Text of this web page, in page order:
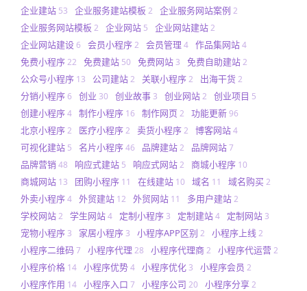
企业建站 53 企业服务建站模板 2 企业服务网站案例 2
企业服务网站模板 2 企业网站 5 企业网站建站2
企业网站建设6 会员小程序2 会员管理 4 作品集网站4
免费小程序22 免费建站 50 免费网站 3 免费自助建站2
公众号小程序 13 公司建站2 关联小程序2 出海干货2
分销小程序6 创业 30 创业故事 3 创业网站2 创业项目 5
创建小程序4 制作小程序 16 制作网页 2 功能更新96
北京小程序2 医疗小程序2 卖货小程序2 博客网站4
可视化建站 5 名片小程序46 品牌建站2 品牌网站7
品牌营销 48 响应式建站 5 响应式网站2 商城小程序 10
商城网站 13 团购小程序 11 在线建站 10 域名 11 域名购买2
外卖小程序4 外贸建站 12 外贸网站 11 多用户建站2
学校网站2 学生网站4 定制小程序 3 定制建站4 定制网站 3
宠物小程序 3 家居小程序 3 小程序APP区别 2 小程序上线 2
小程序二维码7 小程序代理 28 小程序代理商2 小程序代运营2
小程序价格 14 小程序优势4 小程序优化 3 小程序会员 2
小程序作用 14 小程序入口 7 小程序公司 20 小程序分享2